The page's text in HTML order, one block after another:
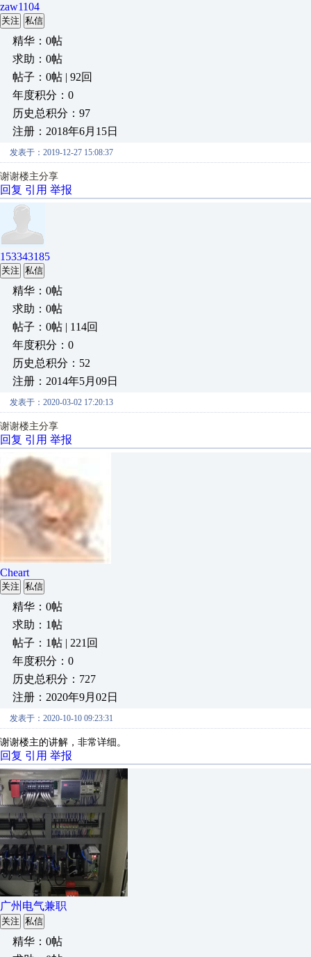
zaw1104
关注 私信
精华：0帖
求助：0帖
帖子：0帖 | 92回
年度积分：0
历史总积分：97
注册：2018年6月15日
发表于：2019-12-27 15:08:37
谢谢楼主分享
回复 引用 举报
153343185
关注 私信
精华：0帖
求助：0帖
帖子：0帖 | 114回
年度积分：0
历史总积分：52
注册：2014年5月09日
发表于：2020-03-02 17:20:13
谢谢楼主分享
回复 引用 举报
Cheart
关注 私信
精华：0帖
求助：1帖
帖子：1帖 | 221回
年度积分：0
历史总积分：727
注册：2020年9月02日
发表于：2020-10-10 09:23:31
谢谢楼主的讲解，非常详细。
回复 引用 举报
广州电气兼职
关注 私信
精华：0帖